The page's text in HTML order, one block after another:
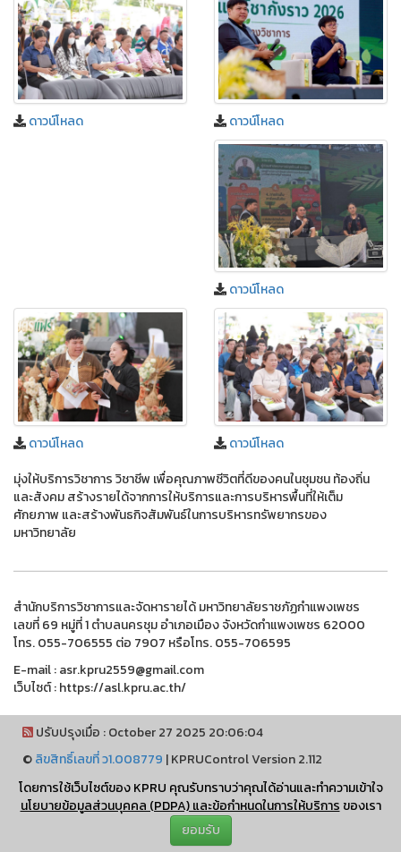
ดาวน์โหลด ดาวน์โหลด
ดาวน์โหลด
ดาวน์โหลด ดาวน์โหลด
โดยการใช้เว็บไซต์ของ KPRU คุณรับทราบว่าคุณได้อ่านและทำความเข้าใจ
นโยบายข้อมูลส่วนบุคคล (PDPA) และข้อกำหนดในการให้บริการ ของเรา
ยอมรับ
มุ่งให้บริการวิชาการ วิชาชีพ เพื่อคุณภาพชีวิตที่ดีของคนในชุมชน ท้องถิ่น
และสังคม สร้างรายได้จากการให้บริการและการบริหารพื้นที่ให้เต็ม
ศักยภาพ และสร้างพันธกิจสัมพันธ์ในการบริหารทรัพยากรของ
มหาวิทยาลัย
สำนักบริการวิชาการและจัดหารายได้ มหาวิทยาลัยราชภัฏกำแพงเพชร
เลขที่ 69 หมู่ที่ 1 ตำบลนครชุม อำเภอเมือง จังหวัดกำแพงเพชร 62000
โทร. 055-706555 ต่อ 7907 หรือโทร. 055-706595
E-mail : asr.kpru2559@gmail.com
เว็บไซต์ : https://asl.kpru.ac.th/
ปรับปรุงเมื่อ : October 27 2025 20:06:04
©ลิขสิทธิ์เลขที่ ว1.008779 |KPRUControl Version 2.112
ผู้เข้าชมทั้งหมด 2,104,037